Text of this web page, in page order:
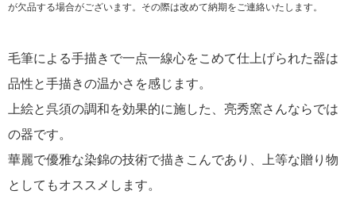
が欠品する場合がございます。その際は改めて納期をご連絡いたします。
毛筆による手描きで一点一線心をこめて仕上げられた器は
品性と手描きの温かさを感じます。
上絵と呉須の調和を効果的に施した、亮秀窯さんならでは
の器です。
華麗で優雅な染錦の技術で描きこんであり、上等な贈り物
としてもオススメします。